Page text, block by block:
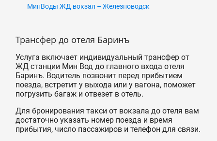
МинВоды ЖД вокзал – Железноводск
Трансфер до отеля Баринъ
Услуга включает индивидуальный трансфер от
ЖД станции Мин Вод до главного входа отеля
Баринъ. Водитель позвонит перед прибытием
поезда, встретит у выхода или у вагона, поможет
погрузить багаж и отвезет в отель.
Для бронирования такси от вокзала до отеля вам
достаточно указать номер поезда и время
прибытия, число пассажиров и телефон для связи.